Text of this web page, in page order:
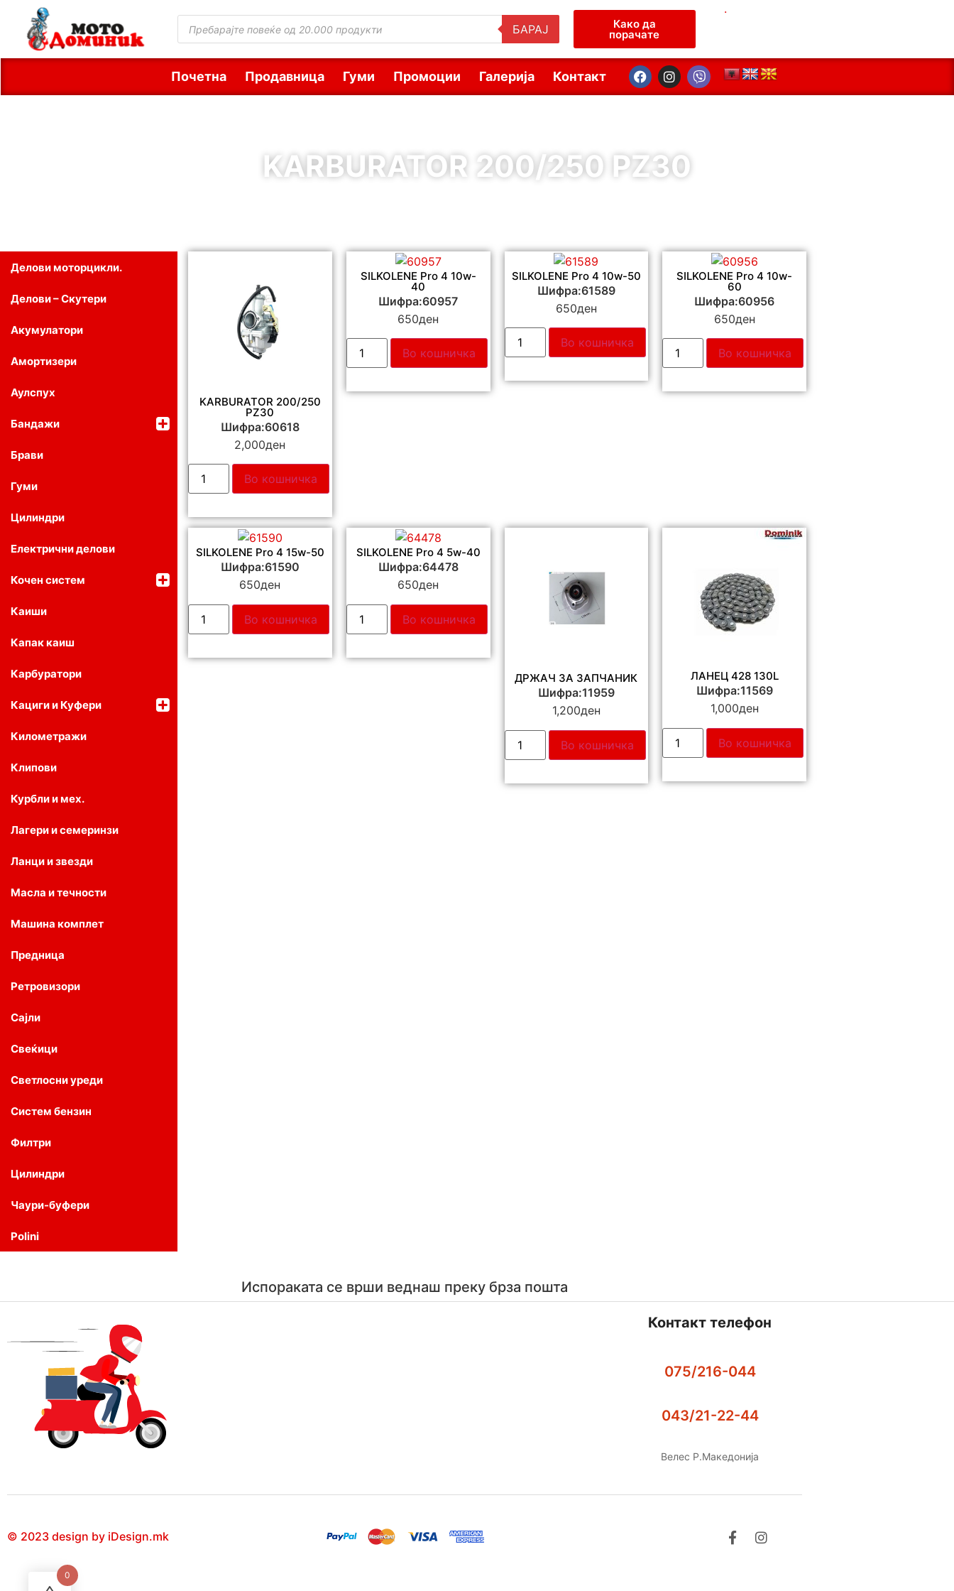
БАРАЈ Како да
порачате
.
Почетна Продавница Гуми Промоции Галерија Контакт
KARBURATOR 200/250 PZ30
Делови моторцикли.
Делови – Скутери
Акумулатори
Амортизери
Аулспух
Бандажи
Брави
Гуми
Цилиндри
Електрични делови
Кочен систем
Каиши
Капак каиш
Карбуратори
Кациги и Куфери
Километражи
Клипови
Курбли и мех.
Лагери и семеринзи
Ланци и звезди
Масла и течности
Машина комплет
Предница
Ретровизори
Сајли
Свеќици
Светлосни уреди
Систем бензин
Филтри
Цилиндри
Чаури-буфери
Polini
KARBURATOR 200/250
PZ30
Шифра:60618
2,000ден
Во кошничка
SILKOLENE Pro 4 10w-
40
Шифра:60957
650ден
Во кошничка
SILKOLENE Pro 4 10w-50
Шифра:61589
650ден
Во кошничка
SILKOLENE Pro 4 10w-
60
Шифра:60956
650ден
Во кошничка
SILKOLENE Pro 4 15w-50
Шифра:61590
650ден
Во кошничка
SILKOLENE Pro 4 5w-40
Шифра:64478
650ден
Во кошничка
ДРЖАЧ ЗА ЗАПЧАНИК
Шифра:11959
1,200ден
Во кошничка
ЛАНЕЦ 428 130L
Шифра:11569
1,000ден
Во кошничка
Испораката се врши веднаш преку брза пошта
Контакт телефон
075/216-044
043/21-22-44
Велес Р.Македонија
© 2023 design by iDesign.mk
0